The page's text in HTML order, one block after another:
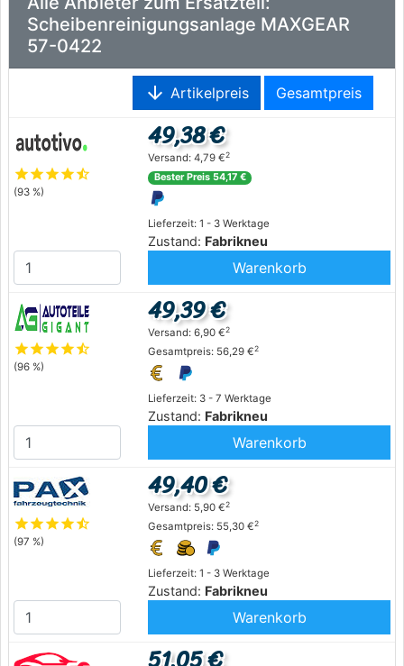
Scheibenreinigungsanlage MAXGEAR
57-0422
arrow_downward Artikelpreis Gesamtpreis
starstarstarstarstar_half
(93 %)
Lieferzeit: 1 - 3 Werktage
Zustand: Fabrikneu
49,38 €
Versand: 4,79 €2
Bester Preis 54,17 €
Warenkorb
starstarstarstarstar_half
(96 %)
Lieferzeit: 3 - 7 Werktage
Zustand: Fabrikneu
49,39 €
Versand: 6,90 €2
Gesamtpreis: 56,29 €2
Warenkorb
starstarstarstarstar_half
(97 %)
Lieferzeit: 1 - 3 Werktage
Zustand: Fabrikneu
49,40 €
Versand: 5,90 €2
Gesamtpreis: 55,30 €2
Warenkorb